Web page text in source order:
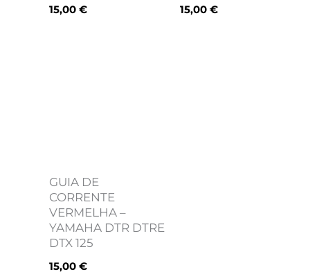
15,00 € 15,00 €
GUIA DE
CORRENTE
VERMELHA –
YAMAHA DTR DTRE
DTX 125
15,00 €